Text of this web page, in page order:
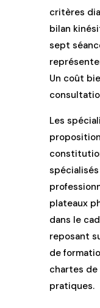
critères
bilan
sept
Un coût
Les
plateaux
dans le
reposant
de
chartes
pratiques.